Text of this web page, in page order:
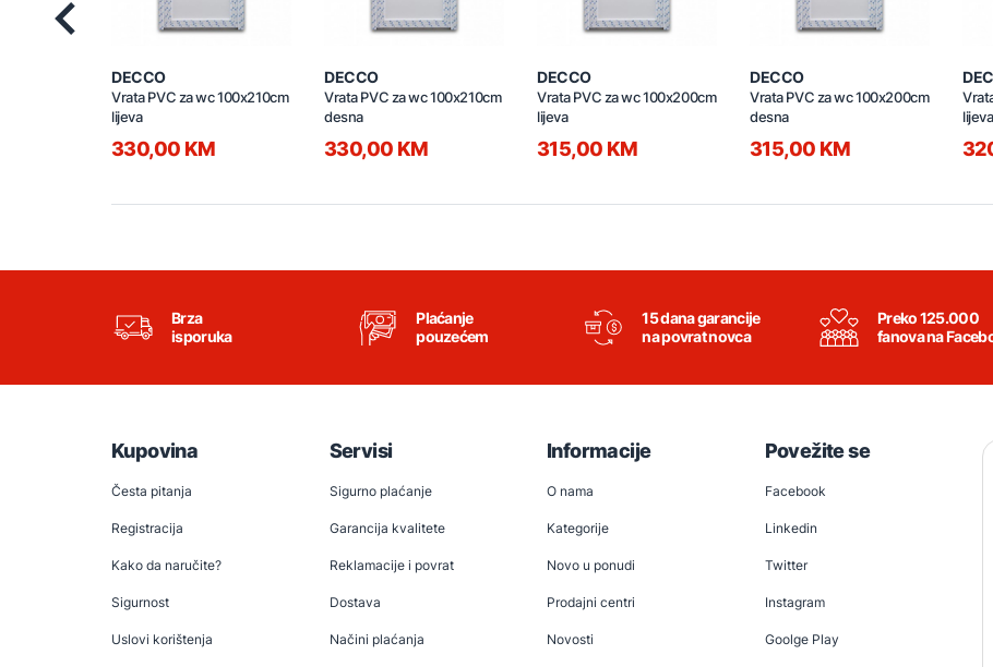
DECCO
Vrata PVC za wc 100x210cm
lijeva
330,00 KM
DECCO
Vrata PVC za wc 100x210cm
desna
330,00 KM
DECCO
Vrata PVC za wc 100x200cm
lijeva
315,00 KM
DECCO
Vrata PVC za wc 100x200cm
desna
315,00 KM
lijeva
Brza
isporuka
Plaćanje
pouzećem
15 dana garancije
na povrat novca
Preko 125.000
fanova na
Kupovina
Česta pitanja
Registracija
Kako da naručite?
Sigurnost
Uslovi korištenja
Servisi
Sigurno plaćanje
Garancija kvalitete
Reklamacije i povrat
Dostava
Načini plaćanja
Informacije
O nama
Kategorije
Novo u ponudi
Prodajni centri
Novosti
Povežite se
Facebook
Linkedin
Twitter
Instagram
Goolge Play